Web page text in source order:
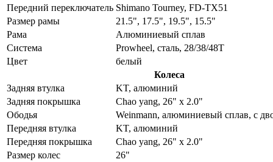
Передний переключатель Shimano Tourney, FD-TX51
Размер рамы
21.5", 17.5", 19.5", 15.5"
Рама
Алюминиевый сплав
Система
Prowheel, сталь, 28/38/48T
Цвет
белый
Колеса
Задняя втулка
KT, алюминий
Задняя покрышка
Chao yang, 26" x 2.0"
Ободья
Weinmann, алюминиевый сплав, с
Передняя втулка
KT, алюминий
Передняя покрышка
Chao yang, 26" x 2.0"
Размер колес
26"